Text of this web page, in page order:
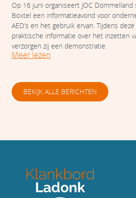
Op 16 juni organiseert JOC
Boxtel een informatieavond voor
AED’s en het gebruik ervan. Tijdens
praktische informatie over het inzetten
verzorgen zij een demonstratie.
Meer lezen
BEKIJK ALLE BERICHTEN